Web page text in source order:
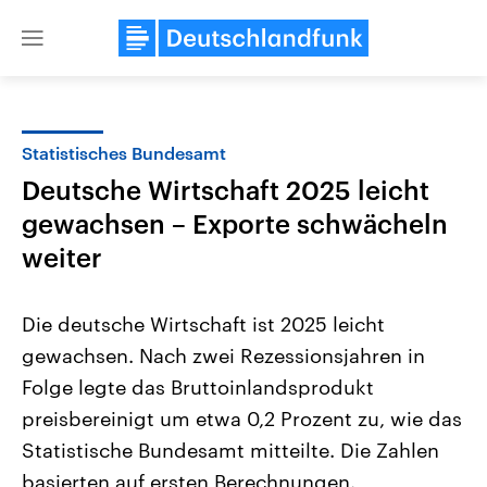
Close
Landtagswahl Sachsen-Anhalt
2026
Alle Informationen
Sachsen-Anhalt wählt am 6.
September 2026 einen neuen
Bundesland von einer Koalition aus
Aktuelle Beiträge,
Hintergründe
Wirtschaftlich und
gehören die Vereinigten
mit großem Einfluss auf
Statistisches Bundesamt
Deutsche Wirtschaft 2025 leicht
gewachsen – Exporte schwächeln
weiter
Die deutsche Wirtschaft ist 2025 leicht
gewachsen. Nach zwei Rezessionsjahren in
Folge legte das Bruttoinlandsprodukt
preisbereinigt um etwa 0,2 Prozent zu, wie das
Statistische Bundesamt mitteilte. Die Zahlen
basierten auf ersten Berechnungen.